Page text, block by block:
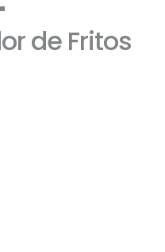
de Fritos